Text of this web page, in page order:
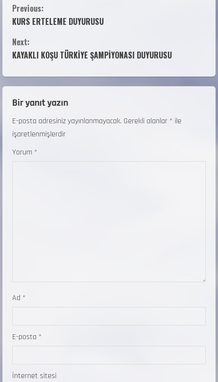
Previous:
KURS ERTELEME DUYURUSU
Next:
KAYAKLI KOŞU TÜRKİYE ŞAMPİYONASI DUYURUSU
Bir yanıt yazın
E-posta adresiniz yayınlanmayacak. Gerekli alanlar * ile
işaretlenmişlerdir
Yorum *
Ad *
E-posta *
İnternet sitesi